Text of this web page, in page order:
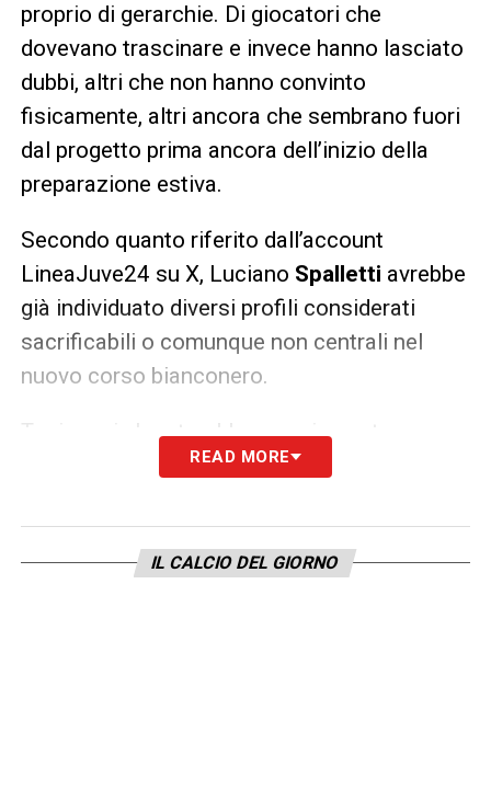
proprio di gerarchie. Di giocatori che
dovevano trascinare e invece hanno lasciato
dubbi, altri che non hanno convinto
fisicamente, altri ancora che sembrano fuori
dal progetto prima ancora dell’inizio della
preparazione estiva.
Secondo quanto riferito dall’account
LineaJuve24 su X, Luciano Spalletti avrebbe
già individuato diversi profili considerati
sacrificabili o comunque non centrali nel
nuovo corso bianconero.
Tra i nomi che starebbero seriamente
rischiando l’uscita ci sarebbero
Cambiaso, FabioMiretti, JonathanDavid,
LoisOpenda , EdonZhegrovae JuanCabal.
READ MORE
IL CALCIO DEL GIORNO